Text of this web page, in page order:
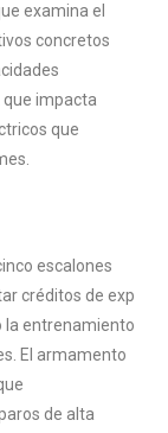
examina el
concretos
impacta
que
escalones
créditos de exp
la entrenamiento
El armamento
de alta